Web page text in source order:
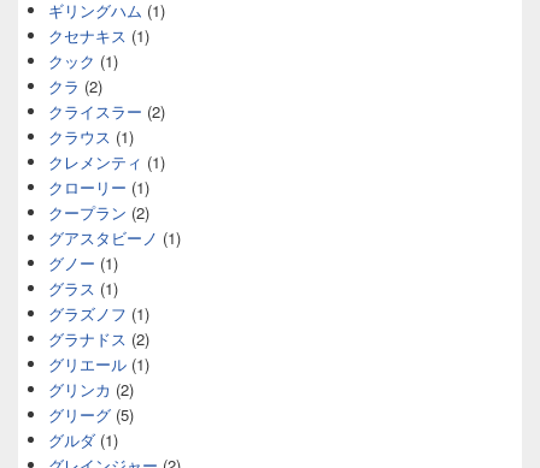
ギリングハム (1)
クセナキス (1)
クック (1)
クラ (2)
クライスラー (2)
クラウス (1)
クレメンティ (1)
クローリー (1)
クープラン (2)
グアスタビーノ (1)
グノー (1)
グラス (1)
グラズノフ (1)
グラナドス (2)
グリエール (1)
グリンカ (2)
グリーグ (5)
グルダ (1)